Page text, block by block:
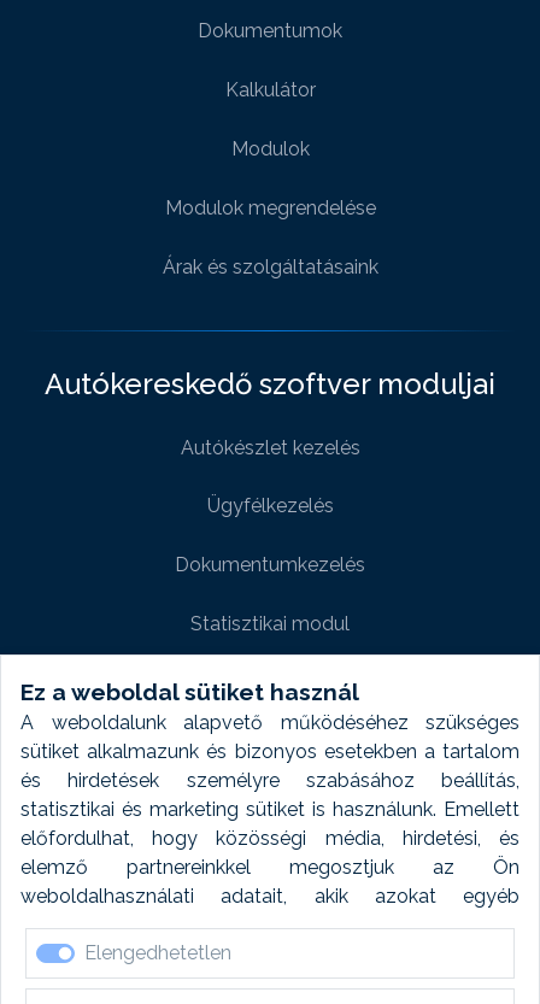
Ez a weboldal sütiket használ
A weboldalunk alapvető működéséhez szükséges
sütiket alkalmazunk és bizonyos esetekben a tartalom
és hirdetések személyre szabásához beállítás,
statisztikai és marketing sütiket is használunk. Emellett
előfordulhat, hogy közösségi média, hirdetési, és
elemző partnereinkkel megosztjuk az Ön
weboldalhasználati adatait, akik azokat egyéb
forrásokból gyűjtött adatokkal kombinálhatják. A sütik
elfogadásával kapcsolatosan naplózást végzünk és
ezen adatokat 6 hónap után automatikusan töröljük. A
Elengedhetetlen
Dokumentumok
Kalkulátor
Modulok
Modulok megrendelése
Árak és szolgáltatásaink
Autókereskedő szoftver moduljai
Autókészlet kezelés
Ügyfélkezelés
Dokumentumkezelés
Statisztikai modul
Weboldal modul
Fényképtár extra modul
Autómosó modul
Feladatütemezés